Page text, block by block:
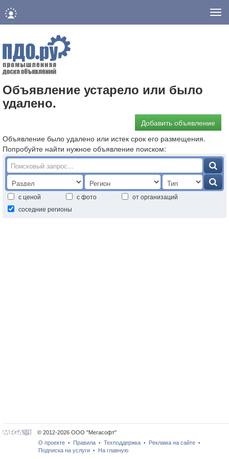
Объявление устарело или было
удалено.
Добавить объявление
Объявление было удалено или истек срок его размещения.
Попробуйте найти нужное объявление поиском:
с ценой с фото
от организаций
соседние регионы
© 2012-2026 ООО "Мегасофт"
О проекте • Правила • Техподдержка • Реклама на сайте •
Подписка на услуги • На главную